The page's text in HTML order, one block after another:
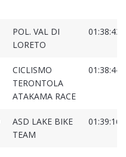
POL. VAL DI
LORETO
CICLISMO
TERONTOLA
ATAKAMA RACE
ASD LAKE BIKE
TEAM